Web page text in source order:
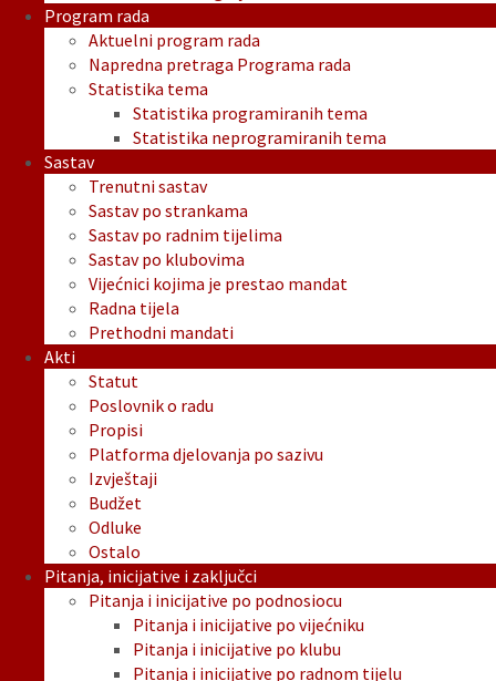
Program rada
Aktuelni program rada
Napredna pretraga Programa rada
Statistika tema
Statistika programiranih tema
Statistika neprogramiranih tema
Sastav
Trenutni sastav
Sastav po strankama
Sastav po radnim tijelima
Sastav po klubovima
Vijećnici kojima je prestao mandat
Radna tijela
Prethodni mandati
Akti
Statut
Poslovnik o radu
Propisi
Platforma djelovanja po sazivu
Izvještaji
Budžet
Odluke
Ostalo
Pitanja, inicijative i zaključci
Pitanja i inicijative po podnosiocu
Pitanja i inicijative po vijećniku
Pitanja i inicijative po klubu
Pitanja i inicijative po radnom tijelu